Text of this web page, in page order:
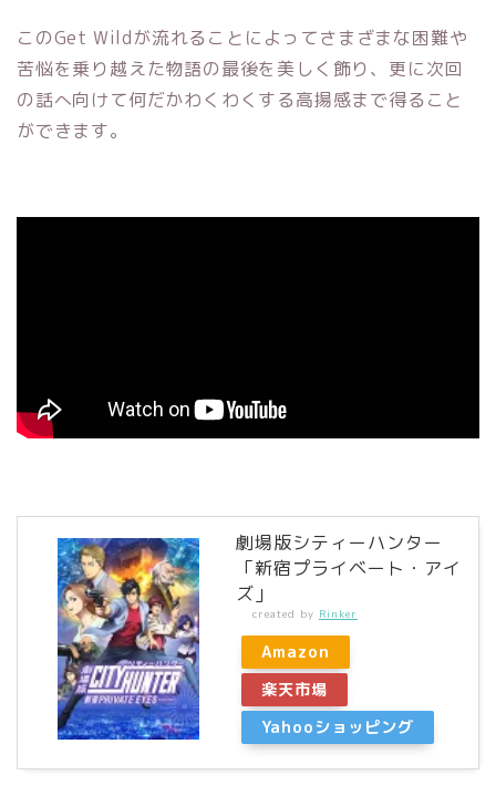
このGet Wildが流れることによってさまざまな困難や
苦悩を乗り越えた物語の最後を美しく飾り、更に次回
の話へ向けて何だかわくわくする高揚感まで得ること
ができます。
劇場版シティーハンター
「新宿プライベート・アイ
ズ」
created by Rinker
Amazon
楽天市場
Yahooショッピング